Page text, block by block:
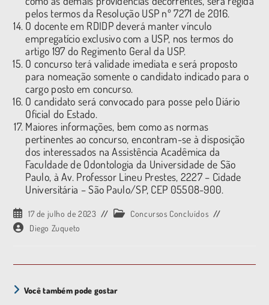
pelos termos da Resolução USP nº 7271 de 2016.
O docente em RDIDP deverá manter vínculo
empregatício exclusivo com a USP, nos termos do
artigo 197 do Regimento Geral da USP.
O concurso terá validade imediata e será proposto
para nomeação somente o candidato indicado para o
cargo posto em concurso.
O candidato será convocado para posse pelo Diário
Oficial do Estado.
Maiores informações, bem como as normas
pertinentes ao concurso, encontram-se à disposição
dos interessados na Assistência Acadêmica da
Faculdade de Odontologia da Universidade de São
Paulo, à Av. Professor Lineu Prestes, 2227 – Cidade
Universitária – São Paulo/SP, CEP 05508-900.
17 de julho de 2023
Concursos Concluídos
Diego Zuqueto
Você também pode gostar